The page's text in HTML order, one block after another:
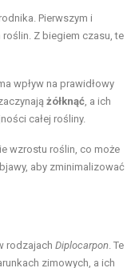
Pierwszym i
roślin. Z biegiem czasu, te
wpływ na prawidłowy
żółknąć , a ich
całej rośliny.
wzrostu roślin, co może
aby zminimalizować
rodzajach Diplocarpon . Te
zimowych, a ich